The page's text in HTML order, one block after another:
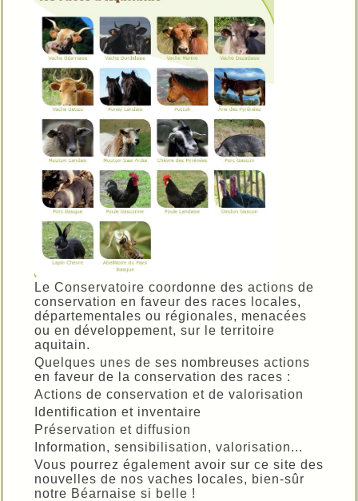
Le Conservatoire coordonne des actions de
conservation en faveur des races locales,
départementales ou régionales, menacées
ou en développement, sur le territoire
aquitain.
Quelques unes de ses nombreuses actions
en faveur de la conservation des races :
Actions de conservation et de valorisation
Identification et inventaire
Préservation et diffusion
Information, sensibilisation, valorisation...
Vous pourrez également avoir sur ce site des
nouvelles de nos vaches locales, bien-sûr
notre Béarnaise si belle !